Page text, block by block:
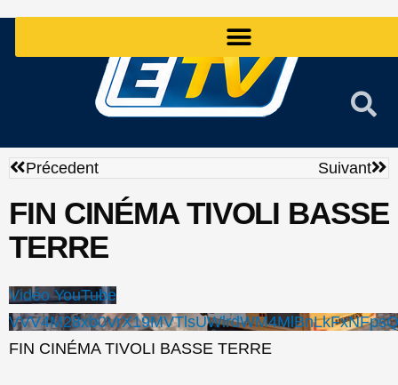
Précédent
Précedent Suivant
FIN CINÉMA TIVOLI BASSE
TERRE
Vidéo YouTube
FIN CINÉMA TIVOLI BASSE TERRE